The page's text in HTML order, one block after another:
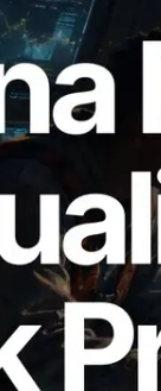
Block
化區塊生